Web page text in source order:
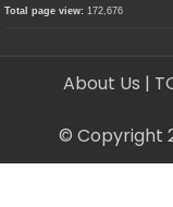
Total page view: 172,676
About Us |
© Copyright